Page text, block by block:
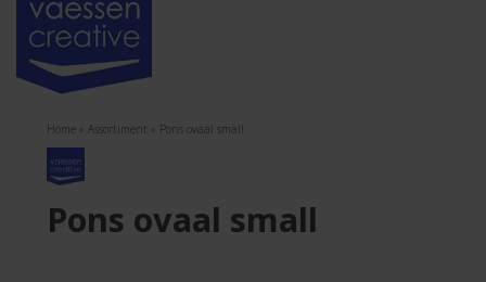
Home » Assortiment » Pons ovaal small
pons ovaal small